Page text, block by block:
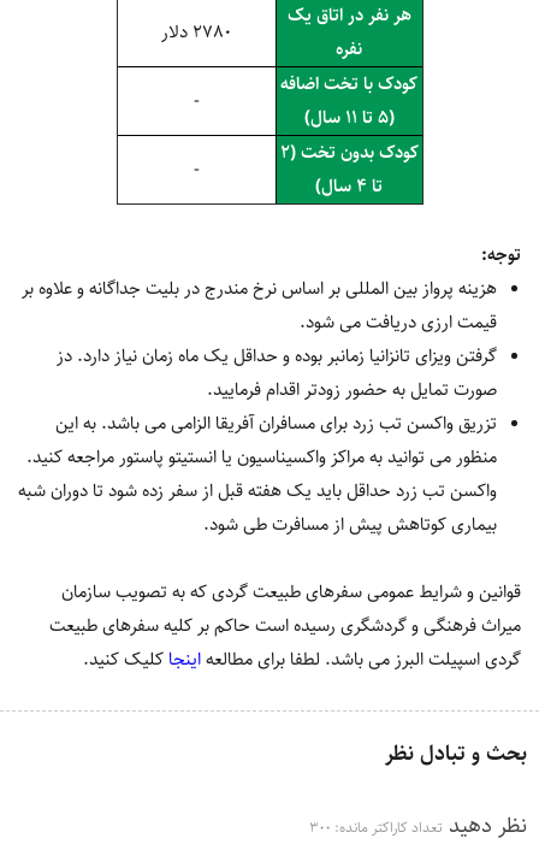
هر نفر در اتاق یک
نفره
2780 دلار
کودک با تخت اضافه
(5 تا 11 سال)
-
کودک بدون تخت (2
تا 4 سال)
-
توجه:
هزینه پرواز بین المللی بر اساس نرخ مندرج در بلیت جداگانه و علاوه بر
قیمت ارزی دریافت می شود.
گرفتن ویزای تانزانیا زمانبر بوده و حداقل یک ماه زمان نیاز دارد. دز
صورت تمایل به حضور زودتر اقدام فرمایید.
تزریق واکسن تب زرد برای مسافران آفریقا الزامی می باشد. به این
منظور می توانید به مراکز واکسیناسیون یا انستیتو پاستور مراجعه کنید.
واکسن تب زرد حداقل باید یک هفته قبل از سفر زده شود تا دوران شبه
بیماری کوتاهش پیش از مسافرت طی شود.
قوانین و شرایط عمومی سفرهای طبیعت گردی که به تصویب سازمان
میراث فرهنگی و گردشگری رسیده است حاکم بر کلیه سفرهای طبیعت
گردی اسپیلت البرز می باشد. لطفا برای مطالعهاینجا کلیک کنید.
بحث و تبادل نظر
نظر دهید تعداد کاراکتر مانده: 300